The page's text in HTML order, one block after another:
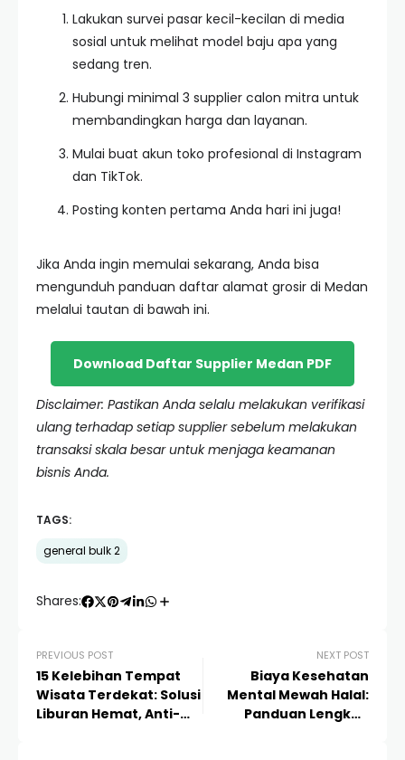
Lakukan survei pasar kecil-kecilan di media
sosial untuk melihat model baju apa yang
sedang tren.
Hubungi minimal 3 supplier calon mitra untuk
membandingkan harga dan layanan.
Mulai buat akun toko profesional di Instagram
dan TikTok.
Posting konten pertama Anda hari ini juga!
Jika Anda ingin memulai sekarang, Anda bisa
mengunduh panduan daftar alamat grosir di Medan
melalui tautan di bawah ini.
Download Daftar Supplier Medan PDF
Disclaimer: Pastikan Anda selalu melakukan verifikasi
ulang terhadap setiap supplier sebelum melakukan
transaksi skala besar untuk menjaga keamanan
bisnis Anda.
TAGS:
general bulk 2
Shares:
PREVIOUS POST
15 Kelebihan Tempat
Wisata Terdekat: Solusi
Liburan Hemat, Anti-
NEXT POST
Biaya Kesehatan
Mental Mewah Halal:
Panduan Lengkap